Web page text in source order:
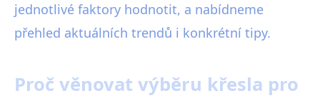
jednotlivé faktory hodnotit, a nabídneme
přehled aktuálních trendů i konkrétní tipy.
Proč věnovat výběru křesla pro